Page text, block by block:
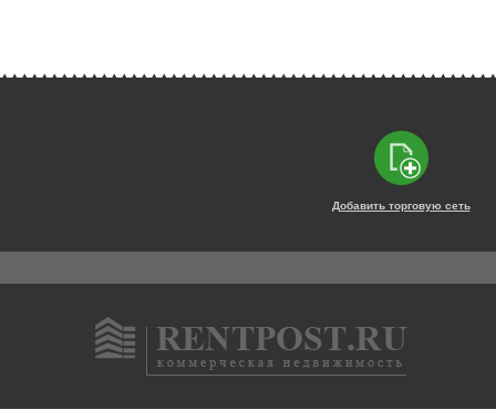
Добавить торговую сеть